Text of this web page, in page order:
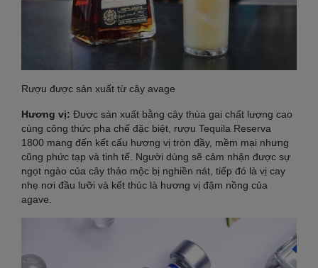
Rượu được sản xuất từ cây avage
Hương vị: Được sản xuất bằng cây thùa gai chất lượng cao
cùng công thức pha chế đặc biệt, rượu Tequila Reserva
1800 mang đến kết cấu hương vị tròn đầy, mềm mại nhưng
cũng phức tạp và tinh tế. Người dùng sẽ cảm nhận được sự
ngọt ngào của cây thảo mộc bị nghiền nát, tiếp đó là vị cay
nhẹ nơi đầu lưỡi và kết thúc là hương vị đậm nồng của
agave.